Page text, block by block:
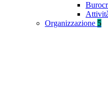
Organizzazione 5